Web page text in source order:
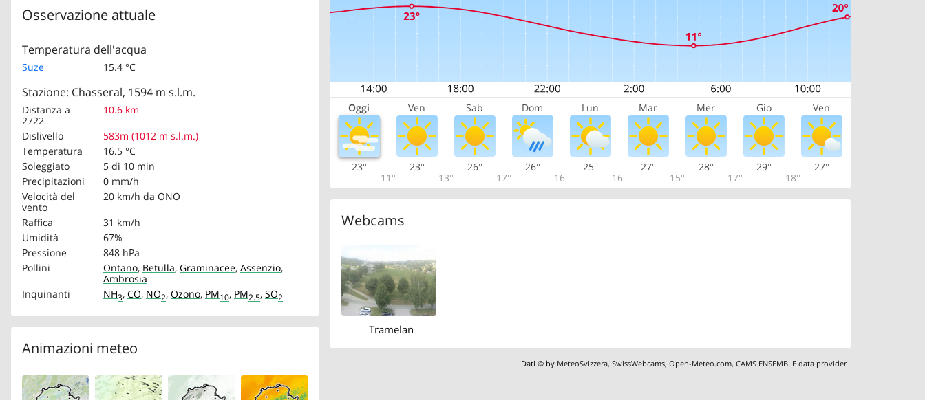
Osservazione attuale
Temperatura dell'acqua
Suze 15.4 °C
Stazione: Chasseral, 1594 m s.l.m.
Distanza a
2722
10.6 km
Dislivello
583m (1012 m s.l.m.)
Temperatura
16.5 °C
Soleggiato
5 di 10 min
Precipitazioni
0 mm/h
Velocità del
vento
20 km/h da ONO
Raffica
31 km/h
Umidità
67%
Pressione
848 hPa
Pollini
Ontano, Betulla, Graminacee, Assenzio,
Ambrosia
Inquinanti
NH3, CO, NO2, Ozono, PM10, PM2.5, SO2
Animazioni meteo
Oggi Ven Sab Dom Lun Mar Mer Gio Ven
23°
11°
23°
13°
26°
17°
26°
16°
25°
16°
27°
15°
28°
17°
29°
18°
27°
Webcams
Tramelan
Dati © by MeteoSvizzera,SwissWebcams,Open-Meteo.com,CAMS ENSEMBLE data provider